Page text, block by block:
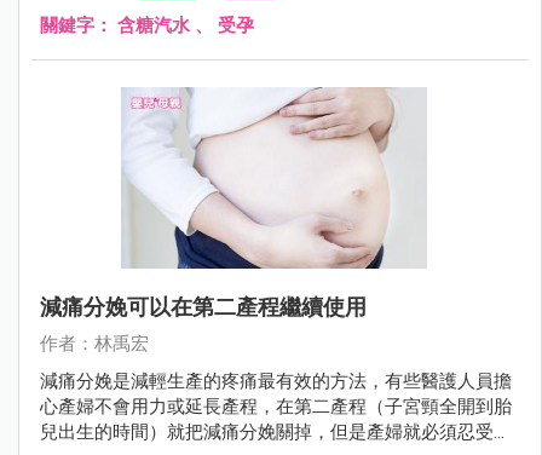
關鍵字： 含糖汽水 、 受孕
減痛分娩可以在第二產程繼續使用
作者：林禹宏
減痛分娩是減輕生產的疼痛最有效的方法，有些醫護人員擔
心產婦不會用力或延長產程，在第二產程（子宮頸全開到胎
兒出生的時間）就把減痛分娩關掉，但是產婦就必須忍受生